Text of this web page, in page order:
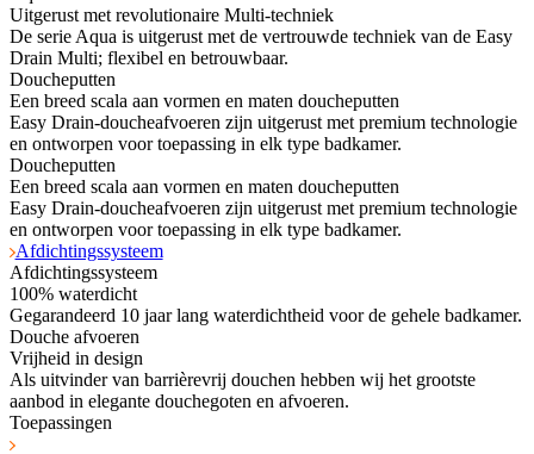
Uitgerust met revolutionaire Multi-techniek
De serie Aqua is uitgerust met de vertrouwde techniek van de Easy
Drain Multi; flexibel en betrouwbaar.
Doucheputten
Een breed scala aan vormen en maten doucheputten
Easy Drain-doucheafvoeren zijn uitgerust met premium technologie
en ontworpen voor toepassing in elk type badkamer.
Doucheputten
Een breed scala aan vormen en maten doucheputten
Easy Drain-doucheafvoeren zijn uitgerust met premium technologie
en ontworpen voor toepassing in elk type badkamer.
Afdichtingssysteem
Afdichtingssysteem
100% waterdicht
Gegarandeerd 10 jaar lang waterdichtheid voor de gehele badkamer.
Douche afvoeren
Vrijheid in design
Als uitvinder van barrièrevrij douchen hebben wij het grootste
aanbod in elegante douchegoten en afvoeren.
Toepassingen